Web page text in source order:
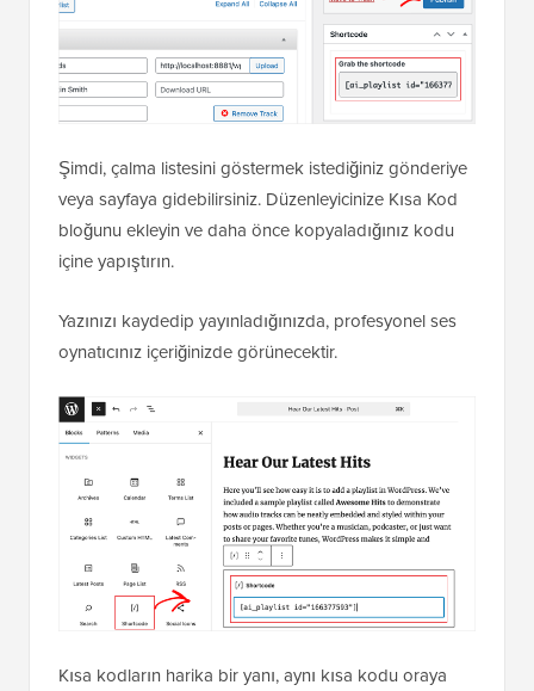
Şimdi, çalma listesini göstermek istediğiniz gönderiye
veya sayfaya gidebilirsiniz. Düzenleyicinize Kısa Kod
bloğunu ekleyin ve daha önce kopyaladığınız kodu
içine yapıştırın.
Yazınızı kaydedip yayınladığınızda, profesyonel ses
oynatıcınız içeriğinizde görünecektir.
Kısa kodların harika bir yanı, aynı kısa kodu oraya